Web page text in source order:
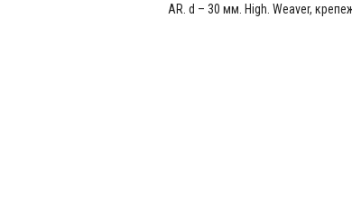
AR. d – 30 мм. High. Weaver,